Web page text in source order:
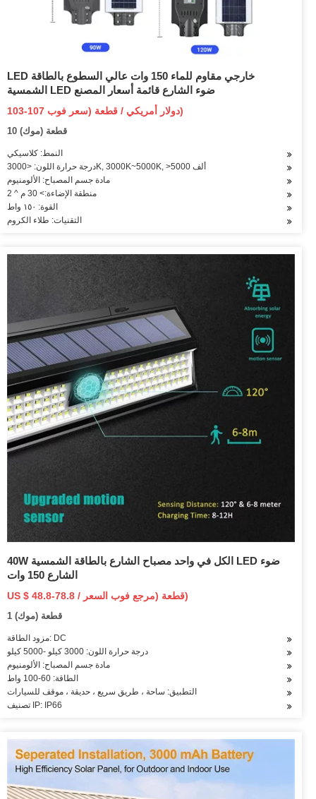
LED خارجي مقاوم للماء 150 وات عالي السطوع بالطاقة
الشمسية LED ضوء الشارع قائمة أسعار المصنع
103-107 دولار أمريكي / قطعة (سعر فوب)
10 قطعة (موك)
النمط: كلاسيكي
درجة حرارة اللون: <3000K, 3000K~5000K, >5000 ألف
مادة جسم المصباح: الألومنيوم
منطقة الإضاءة:> 30 م ^ 2
القوة: ١٥٠ واط
التقنيات: طلاء الكروم
40W الكل في واحد مصباح الشارع بالطاقة الشمسية LED ضوء
الشارع 150 وات
US $ 48.8-78.8 / قطعة (مرجع فوب السعر)
1 قطعة (موك)
مزود الطاقة: DC
درجة حرارة اللون: 3000 كيلو -5000 كيلو
مادة جسم المصباح: الألومنيوم
الطاقة: 60-100 واط
التطبيق: ساحة ، طريق سريع ، حديقة ، موقف للسيارات
تصنيف IP: IP66